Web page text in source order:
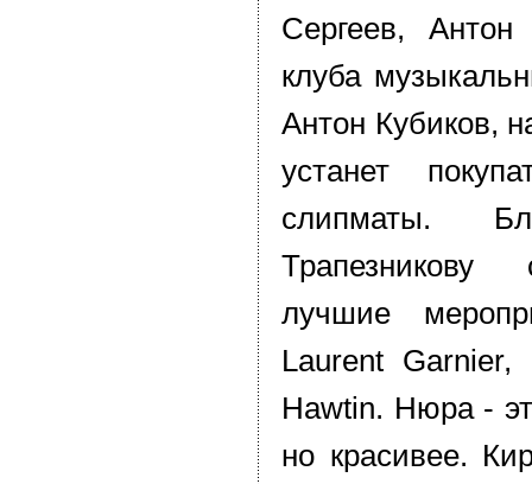
Сергеев,
клуба
Антон Кубиков,
устанет
слипматы.
лучшие
Laurent
Hawtin. Нюра -
но красивее.